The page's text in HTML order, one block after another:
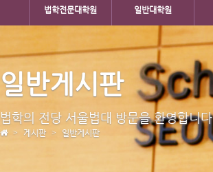
법학전문대학원 일반대학원
일반게시판
법학의 전당 서울법대 방문을 환영합니다
게시판 일반게시판